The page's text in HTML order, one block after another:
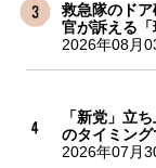
救急隊のド
官が訴える
2026年08月
「新党」立
のタイミン
2026年07月